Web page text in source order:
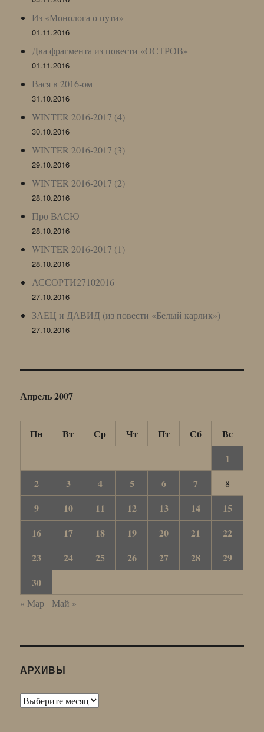
Из «Монолога о пути»
01.11.2016
Два фрагмента из повести «ОСТРОВ»
01.11.2016
Вася в 2016-ом
31.10.2016
WINTER 2016-2017 (4)
30.10.2016
WINTER 2016-2017 (3)
29.10.2016
WINTER 2016-2017 (2)
28.10.2016
Про ВАСЮ
28.10.2016
WINTER 2016-2017 (1)
28.10.2016
АССОРТИ27102016
27.10.2016
ЗАЕЦ и ДАВИД (из повести «Белый карлик»)
27.10.2016
Апрель 2007
Пн Вт Ср Чт Пт Сб
Вс
1
2
3 4 5 6 7 8
9 10 11 12 13 14
15
16
17 18 19 20 21
22
23
24 25 26 27 28
29
30
« Мар Май »
АРХИВЫ
Архивы